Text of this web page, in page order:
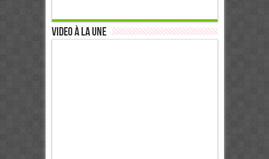
Video à la Une